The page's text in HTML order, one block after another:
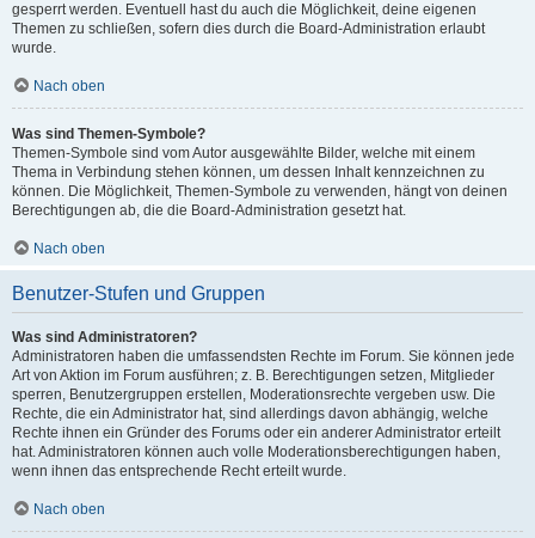
gesperrt werden. Eventuell hast du auch die Möglichkeit, deine eigenen
Themen zu schließen, sofern dies durch die Board-Administration erlaubt
wurde.
Nach oben
Was sind Themen-Symbole?
Themen-Symbole sind vom Autor ausgewählte Bilder, welche mit einem
Thema in Verbindung stehen können, um dessen Inhalt kennzeichnen zu
können. Die Möglichkeit, Themen-Symbole zu verwenden, hängt von deinen
Berechtigungen ab, die die Board-Administration gesetzt hat.
Nach oben
Benutzer-Stufen und Gruppen
Was sind Administratoren?
Administratoren haben die umfassendsten Rechte im Forum. Sie können jede
Art von Aktion im Forum ausführen; z. B. Berechtigungen setzen, Mitglieder
sperren, Benutzergruppen erstellen, Moderationsrechte vergeben usw. Die
Rechte, die ein Administrator hat, sind allerdings davon abhängig, welche
Rechte ihnen ein Gründer des Forums oder ein anderer Administrator erteilt
hat. Administratoren können auch volle Moderationsberechtigungen haben,
wenn ihnen das entsprechende Recht erteilt wurde.
Nach oben